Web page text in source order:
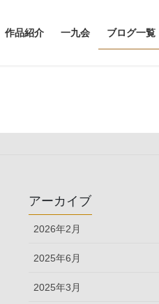
作品紹介 一九会 ブログ一覧
アーカイブ
2026年2月
2025年6月
2025年3月